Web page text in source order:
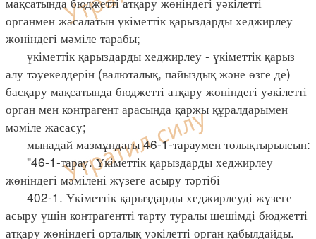
органмен жасалатын үкіметтік қарыздарды хеджирлеу
жөніндегі мәміле тарабы;
үкіметтік қарыздарды хеджирлеу - үкіметтік қарыз
алу тәуекелдерін (валюталық, пайыздық және өзге де)
басқару мақсатында бюджетті атқару жөніндегі уәкілетті
орган мен контрагент арасында қаржы құралдарымен
мәміле жасасу;
мынадай мазмұндағы 46-1-тараумен толықтырылсын:
"46-1-тарау. Үкіметтік қарыздарды хеджирлеу
жөніндегі мәмілені жүзеге асыру тәртібі
402-1. Үкіметтік қарыздарды хеджирлеуді жүзеге
асыру үшін контрагентті тарту туралы шешімді бюджетті
атқару жөніндегі орталық уәкілетті орган қабылдайды.